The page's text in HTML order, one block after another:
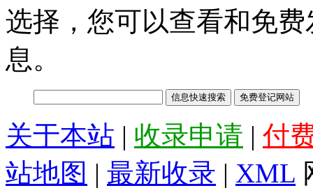
选择，您可以查看和免
息。
关于本站 | 收录申请 | 付
站地图 | 最新收录 | XML